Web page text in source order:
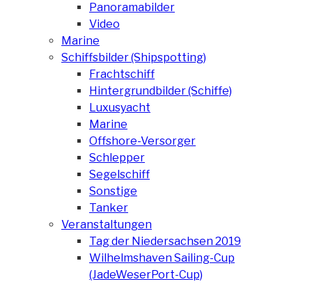
Panoramabilder
Video
Marine
Schiffsbilder (Shipspotting)
Frachtschiff
Hintergrundbilder (Schiffe)
Luxusyacht
Marine
Offshore-Versorger
Schlepper
Segelschiff
Sonstige
Tanker
Veranstaltungen
Tag der Niedersachsen 2019
Wilhelmshaven Sailing-Cup
(JadeWeserPort-Cup)